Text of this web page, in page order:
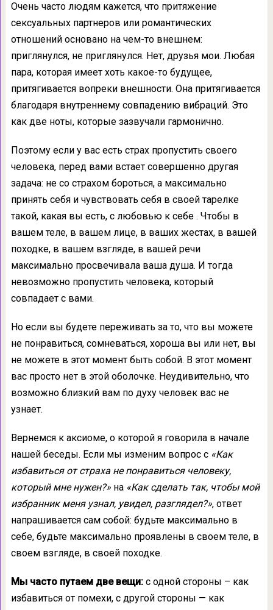
Очень часто людям кажется, что притяжение
сексуальных партнеров или романтических
отношений основано на чем-то внешнем:
приглянулся, не приглянулся. Нет, друзья мои. Любая
пара, которая имеет хоть какое-то будущее,
притягивается вопреки внешности. Она притягивается
благодаря внутреннему совпадению вибраций. Это
как две ноты, которые зазвучали гармонично.
Поэтому если у вас есть страх пропустить своего
человека, перед вами встает совершенно другая
задача: не со страхом бороться, а максимально
принять себя и чувствовать себя в своей тарелке
такой, какая вы есть, с любовью к себе . Чтобы в
вашем теле, в вашем лице, в ваших жестах, в вашей
походке, в вашем взгляде, в вашей речи
максимально просвечивала ваша душа. И тогда
невозможно пропустить человека, который
совпадает с вами.
Но если вы будете переживать за то, что вы можете
не понравиться, сомневаться, хороша вы или нет, вы
не можете в этот момент быть собой. В этот момент
вас просто нет в этой оболочке. Неудивительно, что
возможно близкий вам по духу человек вас не
узнает.
Вернемся к аксиоме, о которой я говорила в начале
нашей беседы. Если мы изменим вопрос с «Как
избавиться от страха не понравиться человеку,
который мне нужен?»на «Как сделать так, чтобы мой
избранник меня узнал, увидел, разглядел?», ответ
напрашивается сам собой: будьте максимально в
себе, будьте максимально проявлены в своем теле, в
своем взгляде, в своей походке.
Мы часто путаем две вещи:с одной стороны – как
избавиться от помехи, с другой стороны — как